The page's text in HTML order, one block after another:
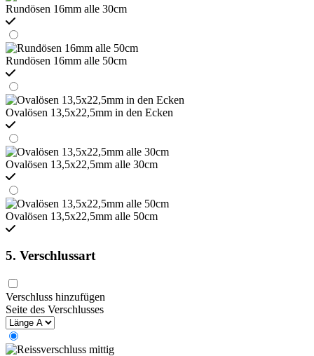
Rundösen 16mm alle 30cm
Rundösen 16mm alle 50cm
Ovalösen 13,5x22,5mm in den Ecken
Ovalösen 13,5x22,5mm alle 30cm
Ovalösen 13,5x22,5mm alle 50cm
5. Verschlussart
Verschluss hinzufügen
Seite des Verschlusses